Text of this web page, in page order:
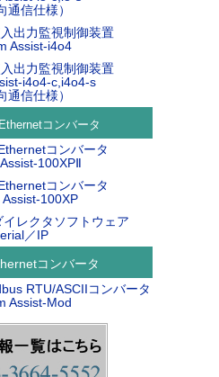
通信仕様）
出力監視制御装置
Assist-i4o4
出力監視制御装置
i4o4-c,i4o4-s
通信仕様）
コンバータ
コンバータ
100XPⅡ
コンバータ
100XP
レクタソフトウェア
／IP
コンバータ
RTU/ASCIIコンバータ
Assist-Mod